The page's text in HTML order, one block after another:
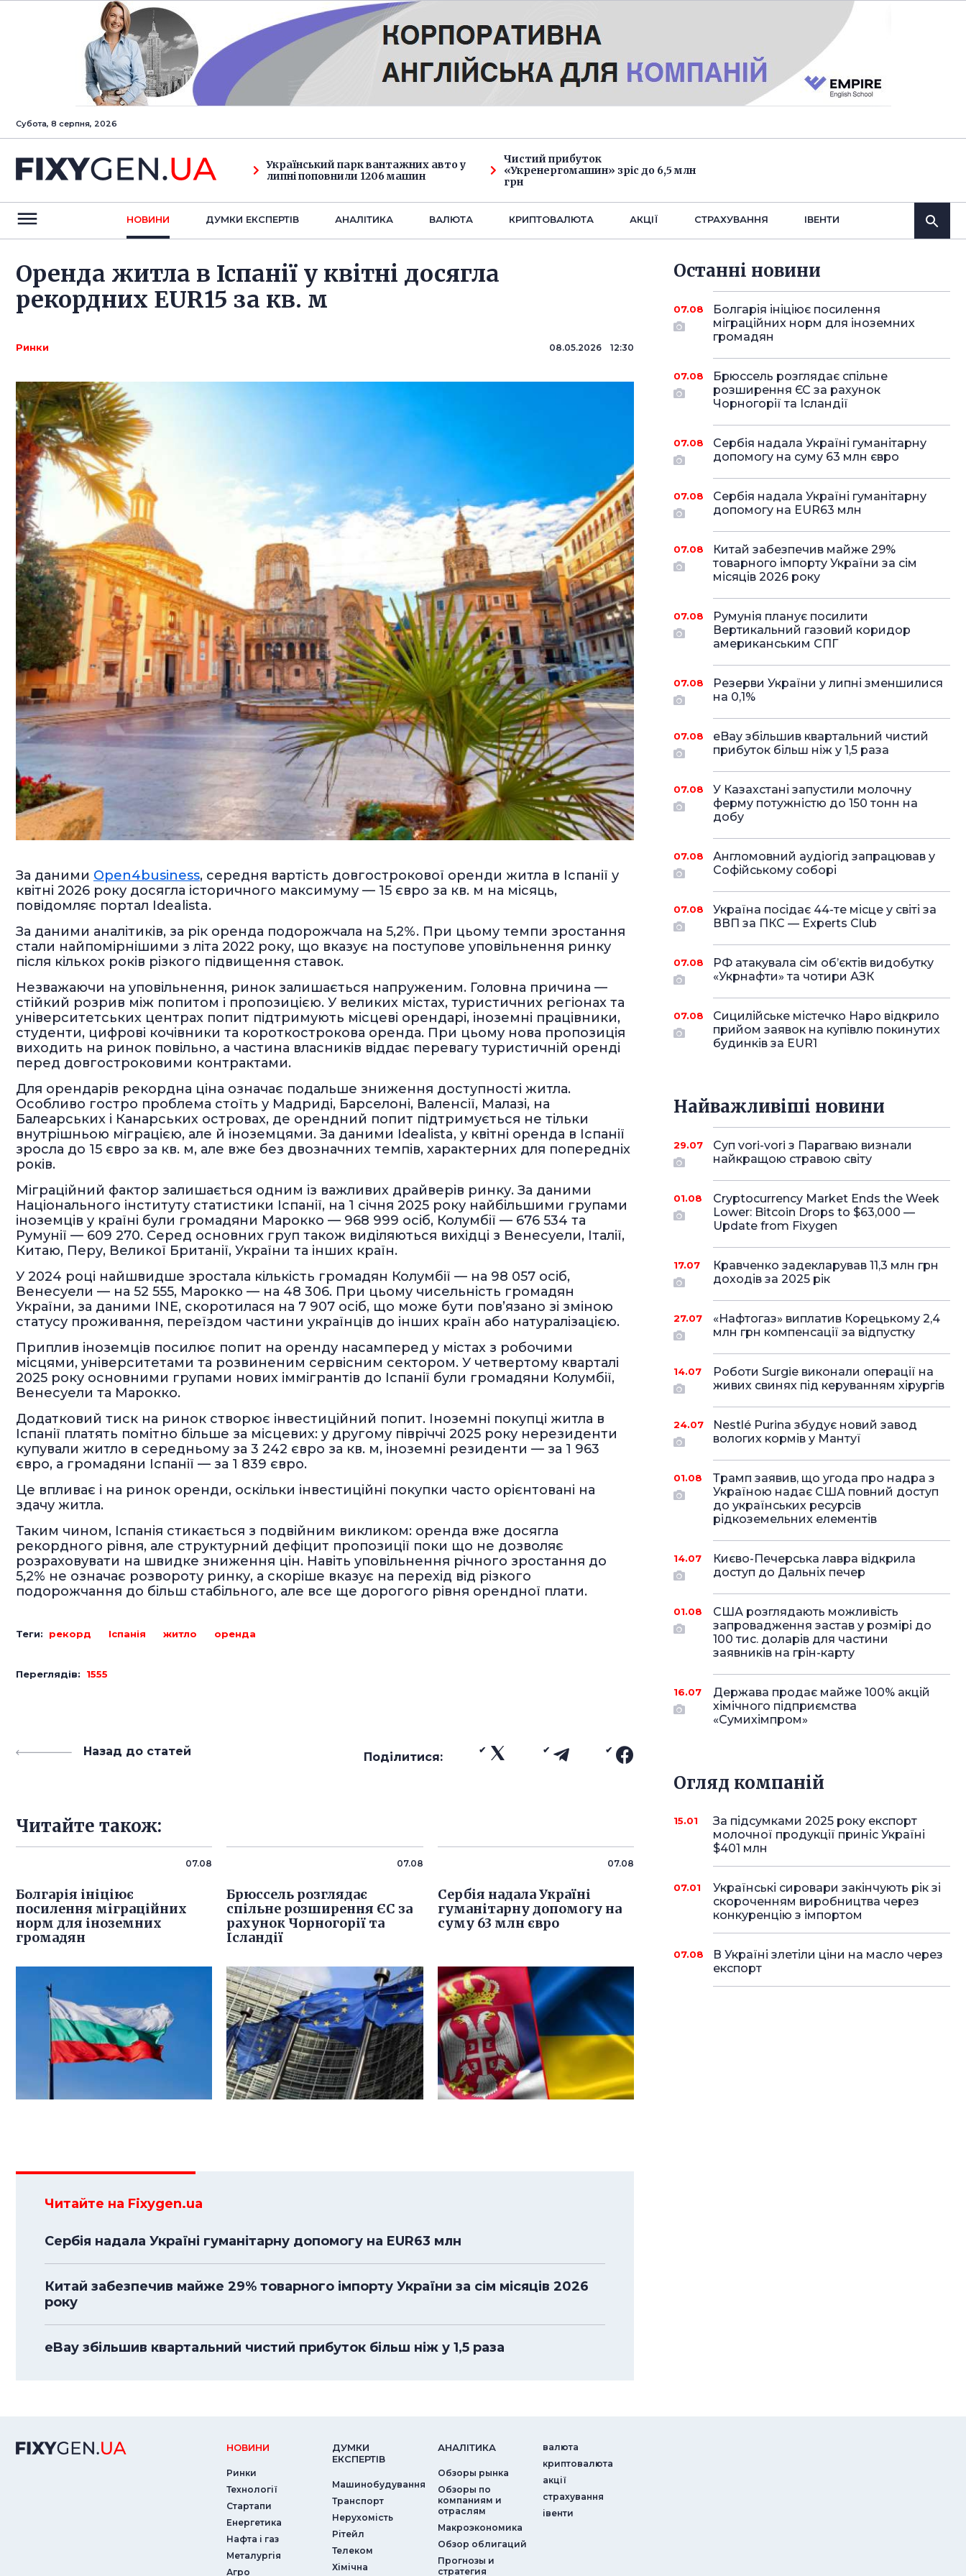
Субота, 8 серпня, 2026
Український парк вантажних авто у
липні поповнили 1206 машин
Чистий прибуток
«Укренергомашин» зріс до 6,5 млн
грн
НОВИНИ ДУМКИ ЕКСПЕРТIВ АНАЛIТИКА ВАЛЮТА КРИПТОВАЛЮТА АКЦІЇ СТРАХУВАННЯ IВЕНТИ
Оренда житла в Іспанії у квітні досягла
рекордних EUR15 за кв. м
Ринки 08.05.2026 12:30
За даними Open4business, середня вартість довгострокової оренди житла в Іспанії у
квітні 2026 року досягла історичного максимуму — 15 євро за кв. м на місяць,
повідомляє портал Idealista.
За даними аналітиків, за рік оренда подорожчала на 5,2%. При цьому темпи зростання
стали найпомірнішими з літа 2022 року, що вказує на поступове уповільнення ринку
після кількох років різкого підвищення ставок.
Незважаючи на уповільнення, ринок залишається напруженим. Головна причина —
стійкий розрив між попитом і пропозицією. У великих містах, туристичних регіонах та
університетських центрах попит підтримують місцеві орендарі, іноземні працівники,
студенти, цифрові кочівники та короткострокова оренда. При цьому нова пропозиція
виходить на ринок повільно, а частина власників віддає перевагу туристичній оренді
перед довгостроковими контрактами.
Для орендарів рекордна ціна означає подальше зниження доступності житла.
Особливо гостро проблема стоїть у Мадриді, Барселоні, Валенсії, Малазі, на
Балеарських і Канарських островах, де орендний попит підтримується не тільки
внутрішньою міграцією, але й іноземцями. За даними Idealista, у квітні оренда в Іспанії
зросла до 15 євро за кв. м, але вже без двозначних темпів, характерних для попередніх
років.
Міграційний фактор залишається одним із важливих драйверів ринку. За даними
Національного інституту статистики Іспанії, на 1 січня 2025 року найбільшими групами
іноземців у країні були громадяни Марокко — 968 999 осіб, Колумбії — 676 534 та
Румунії — 609 270. Серед основних груп також виділяються вихідці з Венесуели, Італії,
Китаю, Перу, Великої Британії, України та інших країн.
У 2024 році найшвидше зростала кількість громадян Колумбії — на 98 057 осіб,
Венесуели — на 52 555, Марокко — на 48 306. При цьому чисельність громадян
України, за даними INE, скоротилася на 7 907 осіб, що може бути пов’язано зі зміною
статусу проживання, переїздом частини українців до інших країн або натуралізацією.
Приплив іноземців посилює попит на оренду насамперед у містах з робочими
місцями, університетами та розвиненим сервісним сектором. У четвертому кварталі
2025 року основними групами нових іммігрантів до Іспанії були громадяни Колумбії,
Венесуели та Марокко.
Додатковий тиск на ринок створює інвестиційний попит. Іноземні покупці житла в
Іспанії платять помітно більше за місцевих: у другому півріччі 2025 року нерезиденти
купували житло в середньому за 3 242 євро за кв. м, іноземні резиденти — за 1 963
євро, а громадяни Іспанії — за 1 839 євро.
Це впливає і на ринок оренди, оскільки інвестиційні покупки часто орієнтовані на
здачу житла.
Таким чином, Іспанія стикається з подвійним викликом: оренда вже досягла
рекордного рівня, але структурний дефіцит пропозиції поки що не дозволяє
розраховувати на швидке зниження цін. Навіть уповільнення річного зростання до
5,2% не означає розвороту ринку, а скоріше вказує на перехід від різкого
подорожчання до більш стабільного, але все ще дорогого рівня орендної плати.
Теги: рекорд Іспанія житло оренда
Переглядів: 1555
Назад до статей Поділитися:
Читайте також:
07.08
Болгарія ініціює
посилення міграційних
норм для іноземних
громадян
07.08
Брюссель розглядає
спільне розширення ЄС за
рахунок Чорногорії та
Ісландії
07.08
Сербія надала Україні
гуманітарну допомогу на
суму 63 млн євро
Читайте на Fixygen.ua
Сербія надала Україні гуманітарну допомогу на EUR63 млн
Китай забезпечив майже 29% товарного імпорту України за сім місяців 2026
року
eBay збільшив квартальний чистий прибуток більш ніж у 1,5 раза
Останнi новини
07.08
Болгарія ініціює посилення
міграційних норм для іноземних
громадян
07.08
Брюссель розглядає спільне
розширення ЄС за рахунок
Чорногорії та Ісландії
07.08
Сербія надала Україні гуманітарну
допомогу на суму 63 млн євро
07.08
Сербія надала Україні гуманітарну
допомогу на EUR63 млн
07.08
Китай забезпечив майже 29%
товарного імпорту України за сім
місяців 2026 року
07.08
Румунія планує посилити
Вертикальний газовий коридор
американським СПГ
07.08
Резерви України у липні зменшилися
на 0,1%
07.08
eBay збільшив квартальний чистий
прибуток більш ніж у 1,5 раза
07.08
У Казахстані запустили молочну
ферму потужністю до 150 тонн на
добу
07.08
Англомовний аудіогід запрацював у
Софійському соборі
07.08
Україна посідає 44-те місце у світі за
ВВП за ПКС — Experts Club
07.08
РФ атакувала сім об’єктів видобутку
«Укрнафти» та чотири АЗК
07.08
Сицилійське містечко Наро відкрило
прийом заявок на купівлю покинутих
будинків за EUR1
Найважливіші новини
29.07
Суп vori-vori з Парагваю визнали
найкращою стравою світу
01.08
Cryptocurrency Market Ends the Week
Lower: Bitcoin Drops to $63,000 —
Update from Fixygen
17.07
Кравченко задекларував 11,3 млн грн
доходів за 2025 рік
27.07
«Нафтогаз» виплатив Корецькому 2,4
млн грн компенсації за відпустку
14.07
Роботи Surgie виконали операції на
живих свинях під керуванням хірургів
24.07
Nestlé Purina збудує новий завод
вологих кормів у Мантуї
01.08
Трамп заявив, що угода про надра з
Україною надає США повний доступ
до українських ресурсів
рідкоземельних елементів
14.07
Києво-Печерська лавра відкрила
доступ до Дальніх печер
01.08
США розглядають можливість
запровадження застав у розмірі до
100 тис. доларів для частини
заявників на грін-карту
16.07
Держава продає майже 100% акцій
хімічного підприємства
«Сумихімпром»
Огляд компаній
15.01
За підсумками 2025 року експорт
молочної продукції приніс Україні
$401 млн
07.01
Українські сировари закінчують рік зі
скороченням виробництва через
конкуренцію з імпортом
07.08
В Україні злетіли ціни на масло через
експорт
НОВИНИ
Ринки
Технології
Стартапи
Енергетика
Нафта і газ
Металургія
Агро
ДУМКИ
ЕКСПЕРТIВ
Машинобудування
Транспорт
Нерухомість
Рітейл
Телеком
Хімічна
АНАЛIТИКА
Обзоры рынка
Обзоры по
компаниям и
отраслям
Макроэкономика
Обзор облигаций
Прогнозы и
стратегия
валюта
криптовалюта
акції
страхування
iвенти